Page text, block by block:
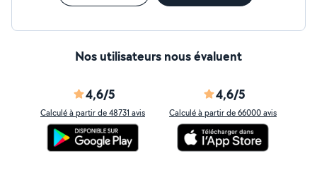
Nos utilisateurs nous évaluent
4,6/5
Calculé à partir de 48731 avis
4,6/5
Calculé à partir de 66000 avis